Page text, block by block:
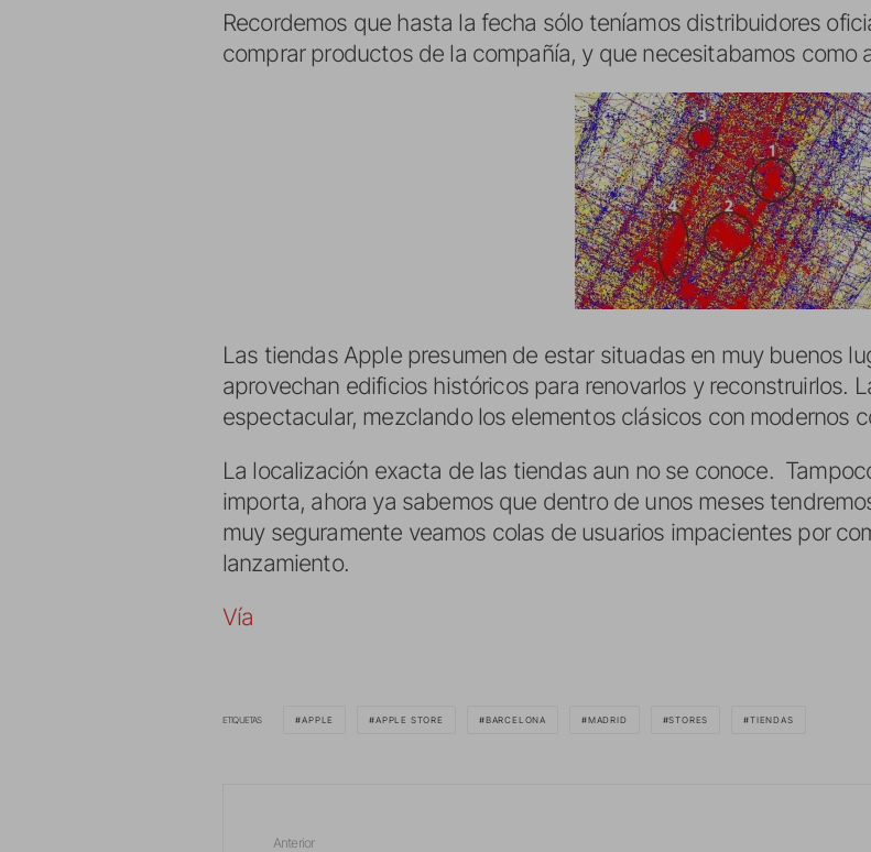
Recordemos que hasta la fecha sólo teníamos distribuidores
comprar productos de la compañía, y que necesitabamos como
Las tiendas Apple presumen de estar situadas en muy buenos
aprovechan edificios históricos para renovarlos y reconstruirlos.
espectacular, mezclando los elementos clásicos con modernos
La localización exacta de las tiendas aun no se conoce.
importa, ahora ya sabemos que dentro de unos meses
muy seguramente veamos colas de usuarios impacientes por
lanzamiento.
Vía
ETIQUETAS APPLE APPLE STORE BARCELONA MADRID STORES TIENDAS
Anterior